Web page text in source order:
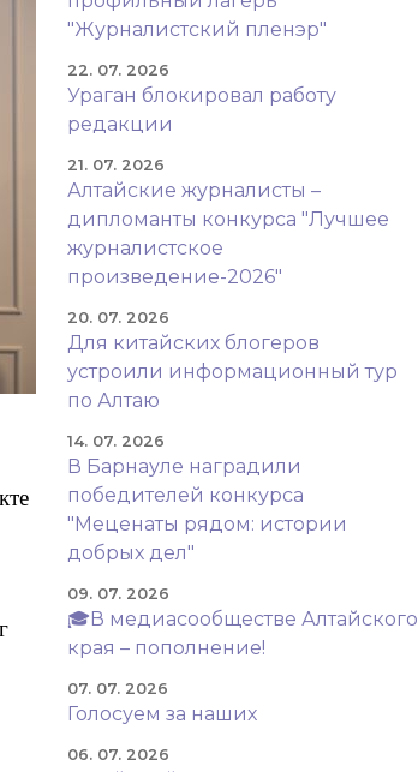
"Журналистский пленэр"
22. 07. 2026
Ураган блокировал работу
редакции
21. 07. 2026
Алтайские журналисты –
дипломанты конкурса "Лучшее
журналистское
произведение-2026"
20. 07. 2026
Для китайских блогеров
устроили информационный тур
по Алтаю
14. 07. 2026
В Барнауле наградили
победителей конкурса
"Меценаты рядом: истории
добрых дел"
09. 07. 2026
🎓В медиасообществе Алтайского
края – пополнение!
07. 07. 2026
Голосуем за наших
06. 07. 2026